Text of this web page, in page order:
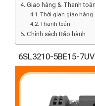
Giao hàng & Thanh toán
Thời gian giao hàng
Thanh toán
Chính sách Bảo hành
6SL3210-5BE15-